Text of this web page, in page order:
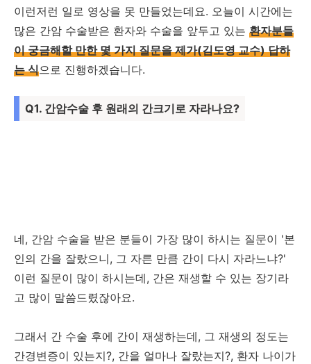
이런저런 일로 영상을 못 만들었는데요. 오늘이 시간에는
많은 간암 수술받은 환자와 수술을 앞두고 있는 환자분들
이 궁금해할 만한 몇 가지 질문을 제가(김도영 교수) 답하
는 식으로 진행하겠습니다.
Q1. 간암수술 후 원래의 간크기로 자라나요?
네, 간암 수술을 받은 분들이 가장 많이 하시는 질문이 '본
인의 간을 잘랐으니, 그 자른 만큼 간이 다시 자라느냐?'
이런 질문이 많이 하시는데, 간은 재생할 수 있는 장기라
고 많이 말씀드렸잖아요.
그래서 간 수술 후에 간이 재생하는데, 그 재생의 정도는
간경변증이 있는지?, 간을 얼마나 잘랐는지?, 환자 나이가